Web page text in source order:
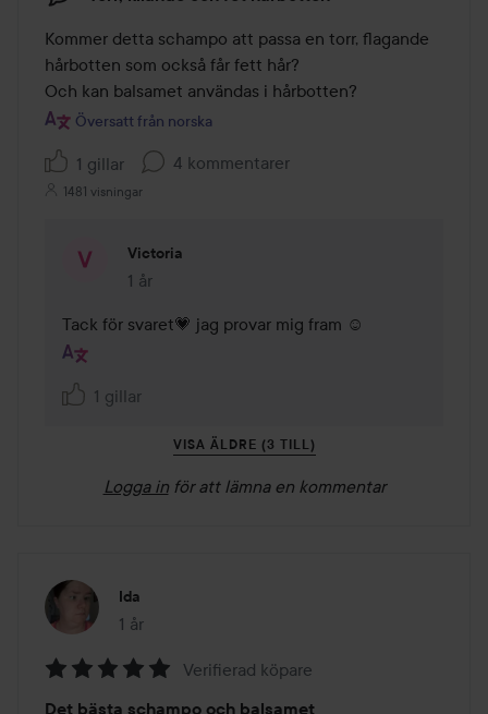
Kommer detta schampo att passa en torr, flagande
hårbotten som också får fett hår?
Och kan balsamet användas i hårbotten?
Översatt från norska
1 gillar 4 kommentarer
1481 visningar
Victoria
1 år
Kommentaren lades 1 år
Tack för svaret💗 jag provar mig fram ☺️
1 gillar
VISA ÄLDRE (3 TILL)
Logga in för att lämna en kommentar
Ida
1 år
Inlägget skapades 1 år
Verifierad köpare
Det bästa schampo och balsamet